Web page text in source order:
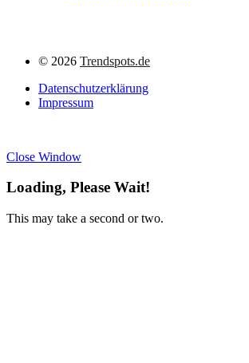
© 2026 Trendspots.de
Datenschutzerklärung
Impressum
Close Window
Loading, Please Wait!
This may take a second or two.